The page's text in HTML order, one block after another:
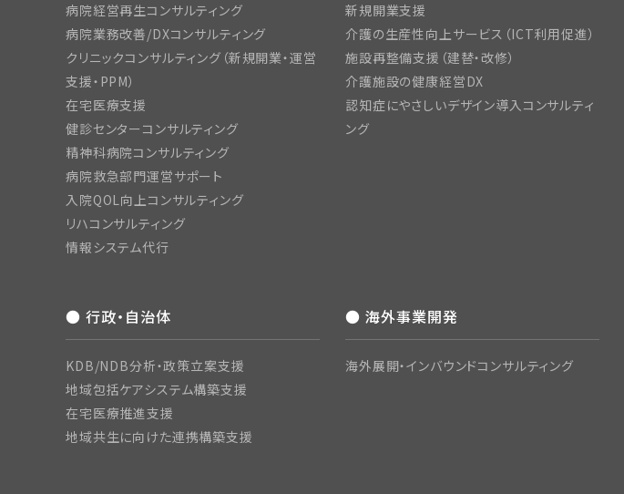
病院経営再生コンサルティング
病院業務改善/DXコンサルティング
クリニックコンサルティング（新規開業・運営
支援・PPM）
在宅医療支援
健診センターコンサルティング
精神科病院コンサルティング
病院救急部門運営サポート
入院QOL向上コンサルティング
リハコンサルティング
情報システム代行
新規開業支援
介護の生産性向上サービス（ICT利用促進）
施設再整備支援（建替・改修）
介護施設の健康経営DX
認知症にやさしいデザイン導入コンサルティ
ング
● 行政・自治体
KDB/NDB分析・政策立案支援
地域包括ケアシステム構築支援
在宅医療推進支援
地域共生に向けた連携構築支援
● 海外事業開発
海外展開・インバウンドコンサルティング